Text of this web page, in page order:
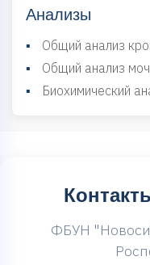
Анализы
▪
Общий анализ
▪
Общий анализ
▪
Биохимический
ФБУН